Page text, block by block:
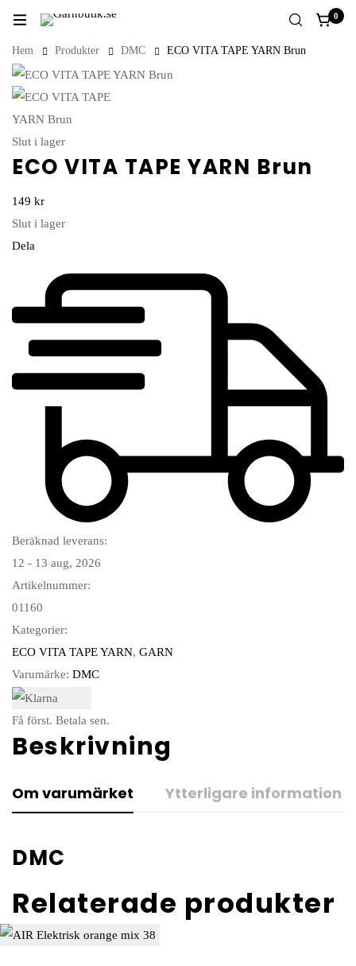
0
Hem Produkter DMC ECO VITA TAPE YARN Brun
Slut i lager
ECO VITA TAPE YARN Brun
149 kr
Slut i lager
Dela
Beräknad leverans:
12 - 13 aug, 2026
Artikelnummer:
01160
Kategorier:
ECO VITA TAPE YARN, GARN
Varumärke: DMC
Få först. Betala sen.
Beskrivning
Om varumärket Ytterligare information
DMC
Relaterade produkter